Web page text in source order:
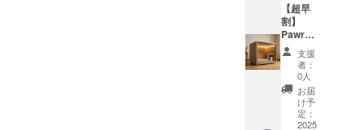
ポリエ
ステル
（内
装）、
ステン
レス
（金具
部品）
・使用
方法：
SALVAT
ORE 2.
商品概
要につ
いて ・
商品サ
イズ/重
量：横
70cm×
ステッ
カーサ
イズ：
7.5cm×
7.5cm
1. 本商
品の
メー
カー情
報 ・
【超早
割】
Pawrad
iseレ
ギュ
ラーサ
イズ×ス
テッ
カー ・
Pawrad
支援
者：
0人
お届
け予
定：
2025